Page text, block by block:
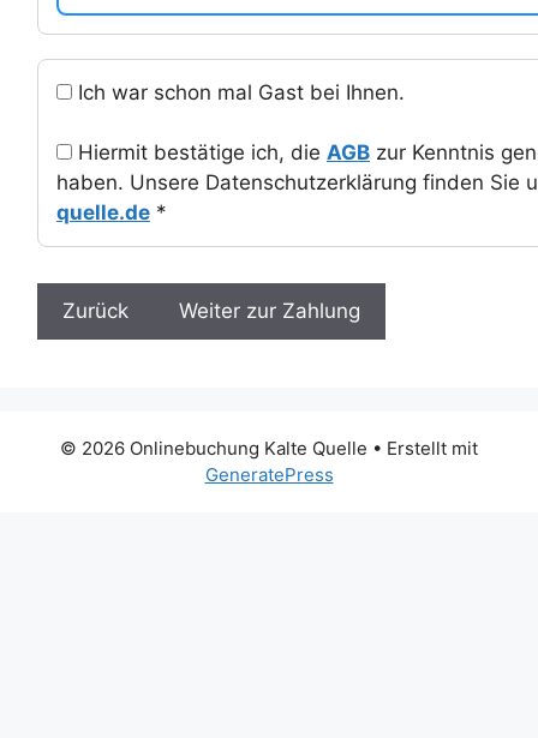
Ich war schon mal Gast bei Ihnen.
Hiermit bestätige ich, die AGB zur Kenntnis
haben. Unsere Datenschutzerklärung finden Sie
quelle.de *
© 2026 Onlinebuchung Kalte Quelle • Erstellt mit
GeneratePress